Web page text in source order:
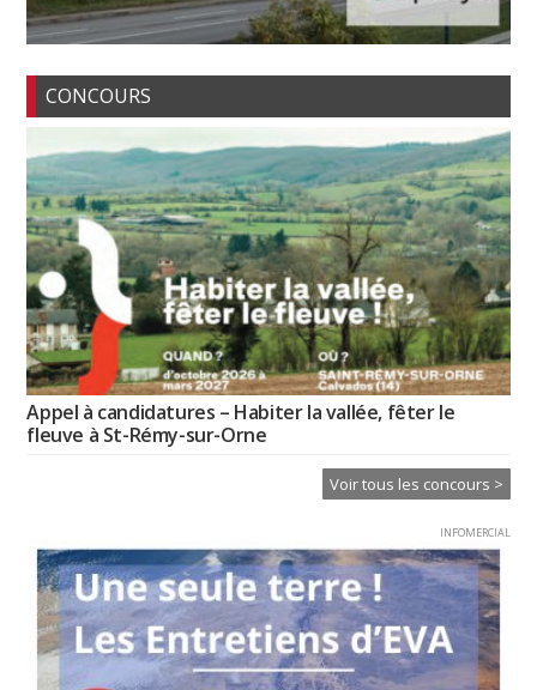
CONCOURS
Appel à candidatures – Habiter la vallée, fêter le
fleuve à St-Rémy-sur-Orne
Voir tous les concours >
INFOMERCIAL